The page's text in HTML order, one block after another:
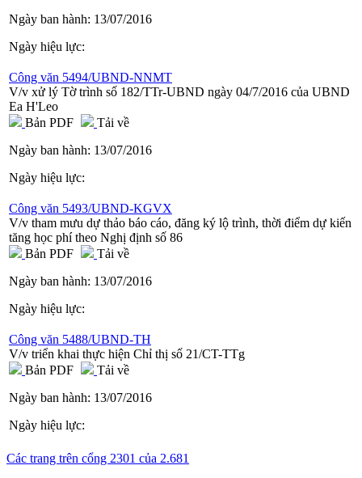
Ngày ban hành: 13/07/2016
Ngày hiệu lực:
Công văn 5494/UBND-NNMT
V/v xử lý Tờ trình số 182/TTr-UBND ngày 04/7/2016 của UBND
Ea H'Leo
Bản PDF
Tải về
Ngày ban hành: 13/07/2016
Ngày hiệu lực:
Công văn 5493/UBND-KGVX
V/v tham mưu dự thảo báo cáo, đăng ký lộ trình, thời điểm dự kiến
tăng học phí theo Nghị định số 86
Bản PDF
Tải về
Ngày ban hành: 13/07/2016
Ngày hiệu lực:
Công văn 5488/UBND-TH
V/v triển khai thực hiện Chỉ thị số 21/CT-TTg
Bản PDF
Tải về
Ngày ban hành: 13/07/2016
Ngày hiệu lực:
Các trang trên cổng 2301 của 2.681